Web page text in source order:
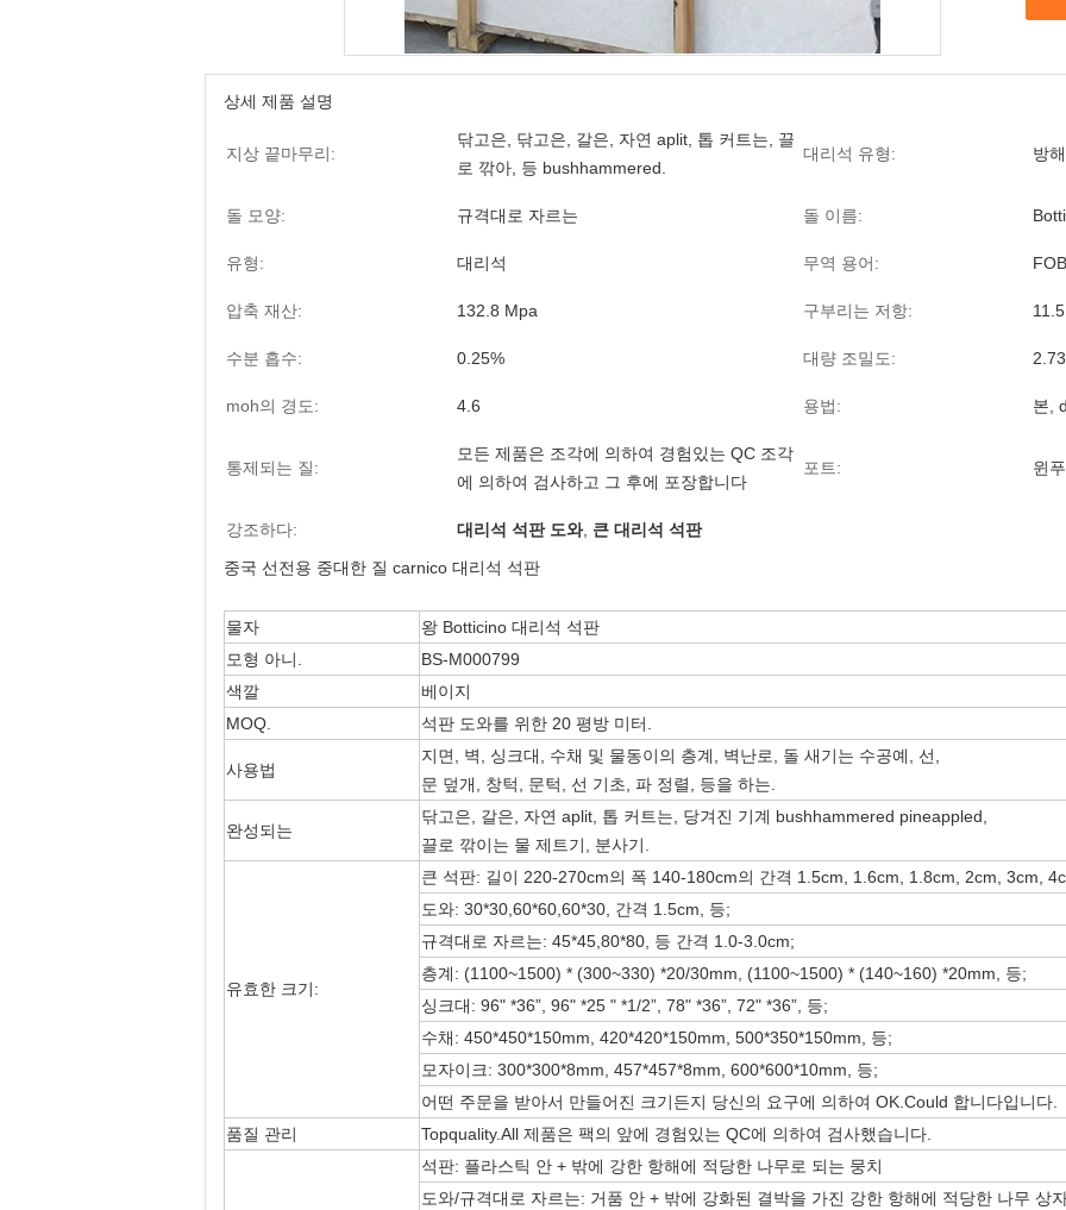
상세 제품 설명
지상 끝마무리:
닦고은, 닦고은, 갈은, 자연 aplit, 톱 커트는, 끌
로 깎아, 등 bushhammered.
대리석 유형: 방
돌 모양: 규격대로 자르는 돌 이름:
유형: 대리석 무역 용어:
압축 재산: 132.8 Mpa 구부리는 저항:
수분 흡수: 0.25% 대량 조밀도:
moh의 경도: 4.6 용법: 본,
통제되는 질:
모든 제품은 조각에 의하여 경험있는 QC 조각
에 의하여 검사하고 그 후에 포장합니다
포트: 윈
강조하다: 대리석 석판 도와, 큰 대리석 석판
중국 선전용 중대한 질 carnico 대리석 석판
물자
왕 Botticino 대리석 석판
모형 아니.
BS-M000799
색깔
베이지
MOQ.
석판 도와를 위한 20 평방 미터.
사용법
지면, 벽, 싱크대, 수채 및 물동이의 층계, 벽난로, 돌 새기는 수공예, 선,
문 덮개, 창턱, 문턱, 선 기초, 파 정렬, 등을 하는.
완성되는
닦고은, 갈은, 자연 aplit, 톱 커트는, 당겨진 기계 bushhammered pineappled,
끌로 깎이는 물 제트기, 분사기.
유효한 크기:
큰 석판: 길이 220-270cm의 폭 140-180cm의 간격 1.5cm, 1.6cm, 1.8cm, 2cm, 3cm,
도와: 30*30,60*60,60*30, 간격 1.5cm, 등;
규격대로 자르는: 45*45,80*80, 등 간격 1.0-3.0cm;
층계: (1100~1500) * (300~330) *20/30mm, (1100~1500) * (140~160) *20mm, 등;
싱크대: 96" *36”, 96" *25 " *1/2”, 78" *36”, 72" *36”, 등;
수채: 450*450*150mm, 420*420*150mm, 500*350*150mm, 등;
모자이크: 300*300*8mm, 457*457*8mm, 600*600*10mm, 등;
어떤 주문을 받아서 만들어진 크기든지 당신의 요구에 의하여 OK.Could 합니다입니다.
품질 관리
Topquality.All 제품은 팩의 앞에 경험있는 QC에 의하여 검사했습니다.
석판: 플라스틱 안 + 밖에 강한 항해에 적당한 나무로 되는 뭉치
도와/규격대로 자르는: 거품 안 + 밖에 강화된 결박을 가진 강한 항해에 적당한 나무 상